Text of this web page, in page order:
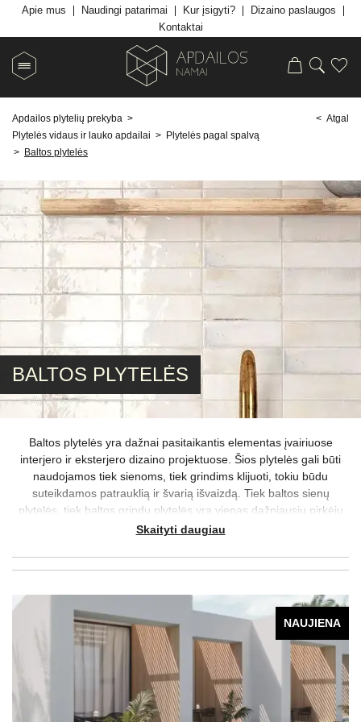
Apie mus Naudingi patarimai Kur įsigyti?
Dizaino paslaugos
Kontaktai
Apdailos plytelių prekyba >
Plytelės vidaus ir lauko apdailai > Plytelės pagal spalvą
> Baltos plytelės
< Atgal
BALTOS PLYTELĖS
Baltos plytelės yra dažnai pasitaikantis elementas įvairiuose
interjero ir eksterjero dizaino projektuose. Šios plytelės gali būti
naudojamos tiek sienoms, tiek grindims klijuoti, tokiu būdu
suteikdamos patrauklią ir švarią išvaizdą. Tiek baltos sienų
plytelės, tiek baltos grindų plytelės yra vienas dažniausių pirkėjų
pasirinkimų, o jų amžinas populiarumas yra susijęs su daugybe
lengvą priežiūrą. Vienas iš didžiausių baltų plytelių privalumų yra
padeda ją vizualiai padidinti. Šis efektas ypač svarbus mažose
arba tamsiose patalpose, kur baltos plytelės gali prisidėti prie
šviesos ir erdvumo įspūdžio.
Baltos plytelės gali būti ir puiki alternatyva, jei siekiama šviesaus ir
minimalistinio dizaino. Be to, baltos plytelės suteikia daug
galimybių kūrybiškam dizainui. Jos gali būti derinamos su
įvairiomis kitomis spalvomis, tekstūromis ir raštais, todėl yra
Skaityti daugiau
NAUJIENA